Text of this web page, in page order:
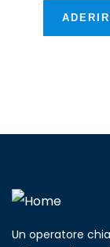
Un operatore